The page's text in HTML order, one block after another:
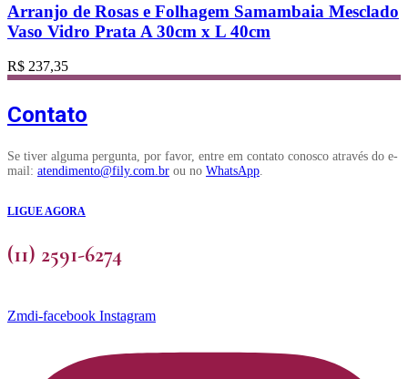
Arranjo de Rosas e Folhagem Samambaia Mesclado
Vaso Vidro Prata A 30cm x L 40cm
R$ 237,35
Contato
Se tiver alguma pergunta, por favor, entre em contato conosco através do e-
mail: atendimento@fily.com.br ou no WhatsApp.
LIGUE AGORA
(11) 2591-6274
Zmdi-facebook Instagram